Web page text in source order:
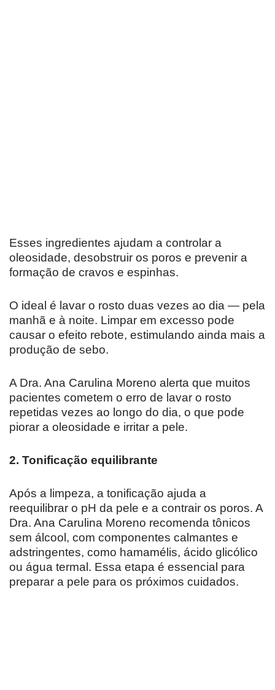
Esses ingredientes ajudam a controlar a
oleosidade, desobstruir os poros e prevenir a
formação de cravos e espinhas.
O ideal é lavar o rosto duas vezes ao dia — pela
manhã e à noite. Limpar em excesso pode
causar o efeito rebote, estimulando ainda mais a
produção de sebo.
A Dra. Ana Carulina Moreno alerta que muitos
pacientes cometem o erro de lavar o rosto
repetidas vezes ao longo do dia, o que pode
piorar a oleosidade e irritar a pele.
2. Tonificação equilibrante
Após a limpeza, a tonificação ajuda a
reequilibrar o pH da pele e a contrair os poros. A
Dra. Ana Carulina Moreno recomenda tônicos
sem álcool, com componentes calmantes e
adstringentes, como hamamélis, ácido glicólico
ou água termal. Essa etapa é essencial para
preparar a pele para os próximos cuidados.